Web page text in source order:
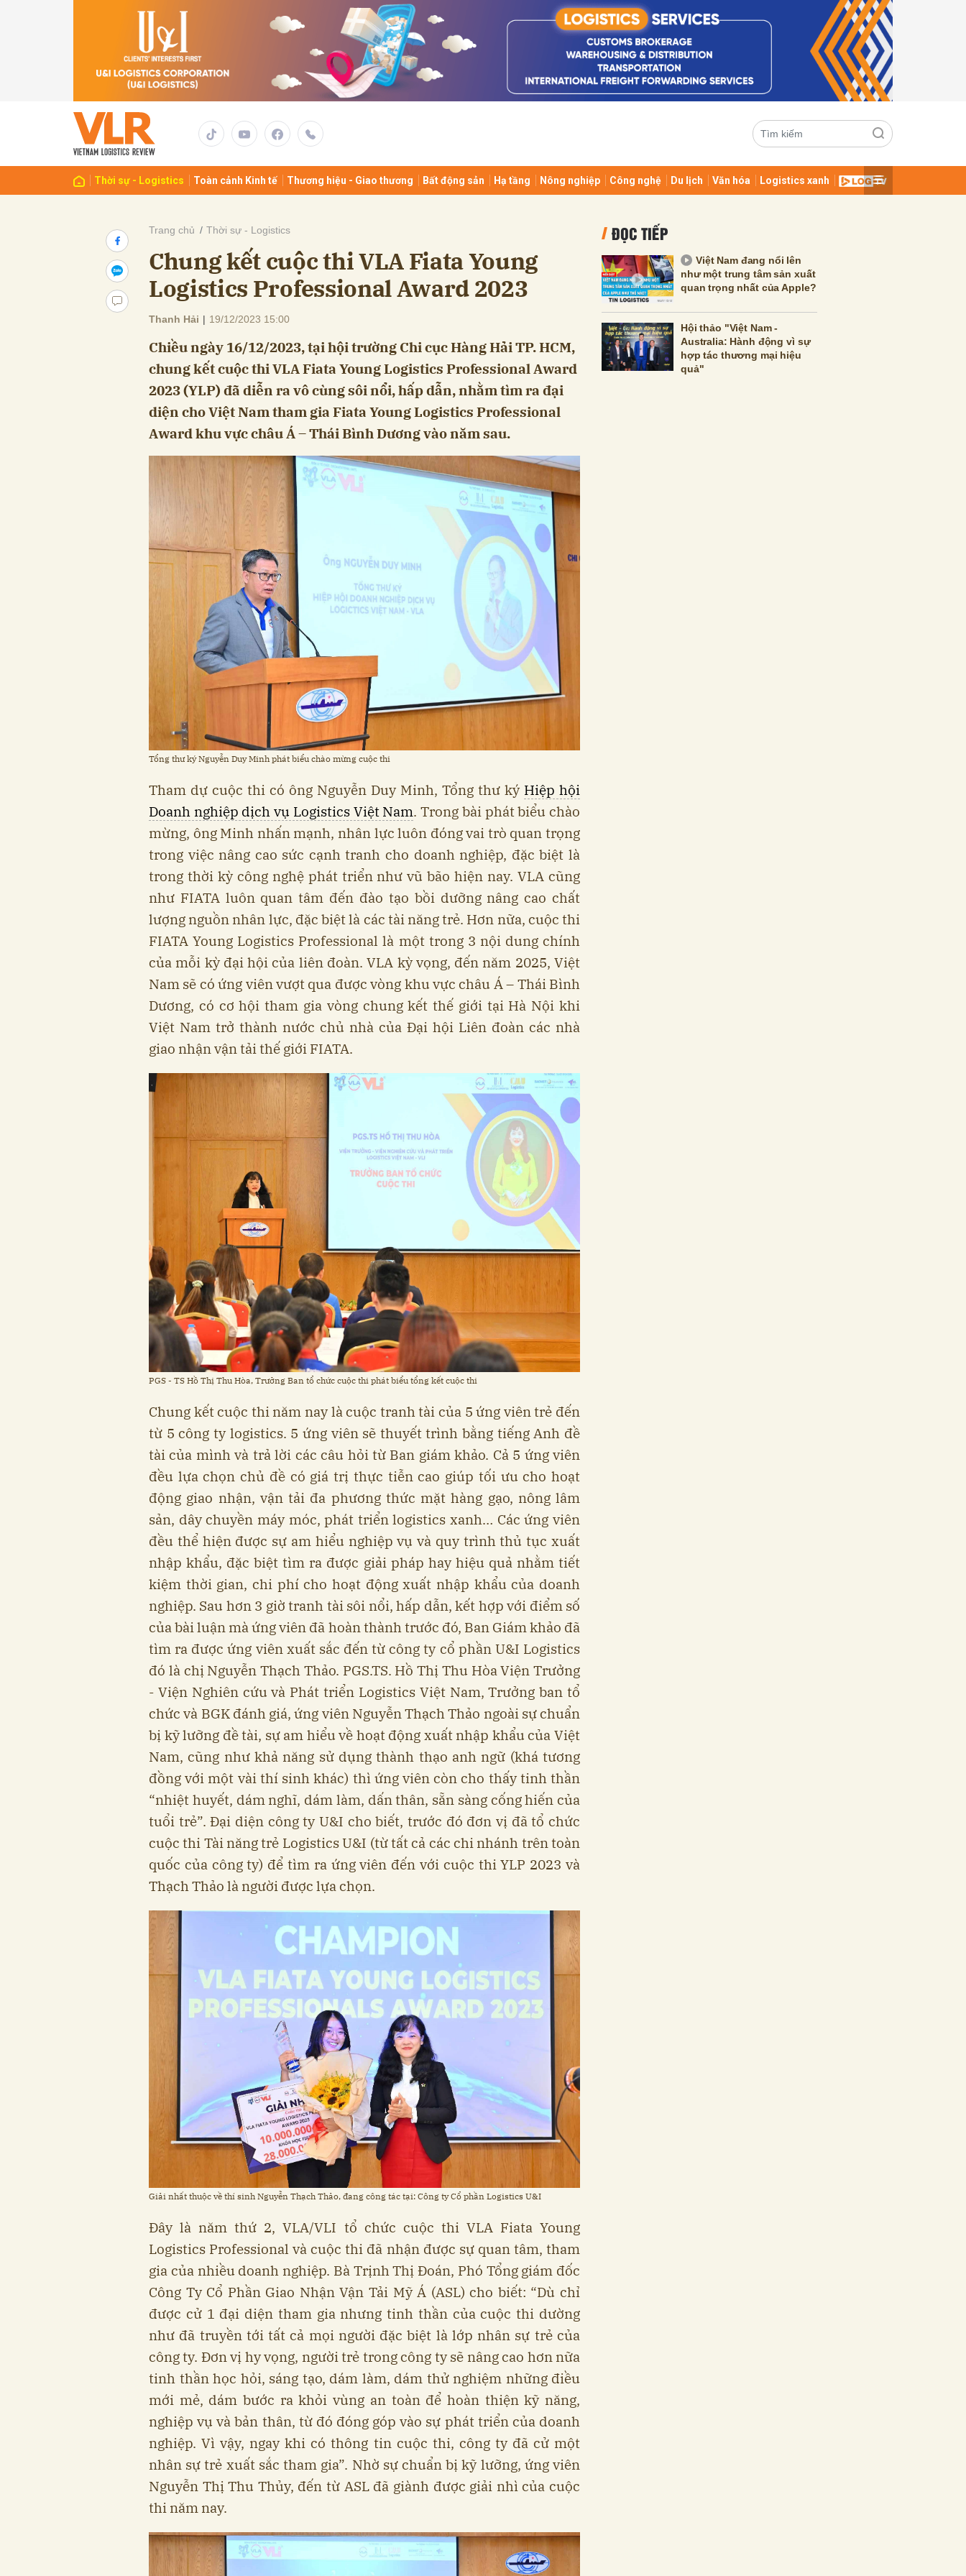
Thời sự - Logistics Toàn cảnh Kinh tế Thương hiệu - Giao thương Bất động sản Hạ tầng Nông nghiệp Công nghệ Du lịch Văn hóa Logistics xanh
Trang chủ Thời sự - Logistics
Chung kết cuộc thi VLA Fiata Young
Logistics Professional Award 2023
Thanh Hải | 19/12/2023 15:00
Chiều ngày 16/12/2023, tại hội trường Chi cục Hàng Hải TP. HCM,
chung kết cuộc thi VLA Fiata Young Logistics Professional Award
2023 (YLP) đã diễn ra vô cùng sôi nổi, hấp dẫn, nhằm tìm ra đại
diện cho Việt Nam tham gia Fiata Young Logistics Professional
Award khu vực châu Á – Thái Bình Dương vào năm sau.
Tổng thư ký Nguyễn Duy Minh phát biểu chào mừng cuộc thi
Tham dự cuộc thi có ông Nguyễn Duy Minh, Tổng thư ký Hiệp hội
Doanh nghiệp dịch vụ Logistics Việt Nam. Trong bài phát biểu chào
mừng, ông Minh nhấn mạnh, nhân lực luôn đóng vai trò quan trọng
trong việc nâng cao sức cạnh tranh cho doanh nghiệp, đặc biệt là
trong thời kỳ công nghệ phát triển như vũ bão hiện nay. VLA cũng
như FIATA luôn quan tâm đến đào tạo bồi dưỡng nâng cao chất
lượng nguồn nhân lực, đặc biệt là các tài năng trẻ. Hơn nữa, cuộc thi
FIATA Young Logistics Professional là một trong 3 nội dung chính
của mỗi kỳ đại hội của liên đoàn. VLA kỳ vọng, đến năm 2025, Việt
Nam sẽ có ứng viên vượt qua được vòng khu vực châu Á – Thái Bình
Dương, có cơ hội tham gia vòng chung kết thế giới tại Hà Nội khi
Việt Nam trở thành nước chủ nhà của Đại hội Liên đoàn các nhà
giao nhận vận tải thế giới FIATA.
PGS - TS Hồ Thị Thu Hòa, Trưởng Ban tổ chức cuộc thi phát biểu tổng kết cuộc thi
Chung kết cuộc thi năm nay là cuộc tranh tài của 5 ứng viên trẻ đến
từ 5 công ty logistics. 5 ứng viên sẽ thuyết trình bằng tiếng Anh đề
tài của mình và trả lời các câu hỏi từ Ban giám khảo. Cả 5 ứng viên
đều lựa chọn chủ đề có giá trị thực tiễn cao giúp tối ưu cho hoạt
động giao nhận, vận tải đa phương thức mặt hàng gạo, nông lâm
sản, dây chuyền máy móc, phát triển logistics xanh… Các ứng viên
đều thể hiện được sự am hiểu nghiệp vụ và quy trình thủ tục xuất
nhập khẩu, đặc biệt tìm ra được giải pháp hay hiệu quả nhằm tiết
kiệm thời gian, chi phí cho hoạt động xuất nhập khẩu của doanh
nghiệp. Sau hơn 3 giờ tranh tài sôi nổi, hấp dẫn, kết hợp với điểm số
của bài luận mà ứng viên đã hoàn thành trước đó, Ban Giám khảo đã
tìm ra được ứng viên xuất sắc đến từ công ty cổ phần U&I Logistics
đó là chị Nguyễn Thạch Thảo. PGS.TS. Hồ Thị Thu Hòa Viện Trưởng
- Viện Nghiên cứu và Phát triển Logistics Việt Nam, Trưởng ban tổ
chức và BGK đánh giá, ứng viên Nguyễn Thạch Thảo ngoài sự chuẩn
bị kỹ lưỡng đề tài, sự am hiểu về hoạt động xuất nhập khẩu của Việt
Nam, cũng như khả năng sử dụng thành thạo anh ngữ (khá tương
đồng với một vài thí sinh khác) thì ứng viên còn cho thấy tinh thần
“nhiệt huyết, dám nghĩ, dám làm, dấn thân, sẵn sàng cống hiến của
tuổi trẻ”. Đại diện công ty U&I cho biết, trước đó đơn vị đã tổ chức
cuộc thi Tài năng trẻ Logistics U&I (từ tất cả các chi nhánh trên toàn
quốc của công ty) để tìm ra ứng viên đến với cuộc thi YLP 2023 và
Thạch Thảo là người được lựa chọn.
Giải nhất thuộc về thí sinh Nguyễn Thạch Thảo, đang công tác tại: Công ty Cổ phần Logistics U&I
Đây là năm thứ 2, VLA/VLI tổ chức cuộc thi VLA Fiata Young
Logistics Professional và cuộc thi đã nhận được sự quan tâm, tham
gia của nhiều doanh nghiệp. Bà Trịnh Thị Đoán, Phó Tổng giám đốc
Công Ty Cổ Phần Giao Nhận Vận Tải Mỹ Á (ASL) cho biết: “Dù chỉ
được cử 1 đại diện tham gia nhưng tinh thần của cuộc thi dường
như đã truyền tới tất cả mọi người đặc biệt là lớp nhân sự trẻ của
công ty. Đơn vị hy vọng, người trẻ trong công ty sẽ nâng cao hơn nữa
tinh thần học hỏi, sáng tạo, dám làm, dám thử nghiệm những điều
mới mẻ, dám bước ra khỏi vùng an toàn để hoàn thiện kỹ năng,
nghiệp vụ và bản thân, từ đó đóng góp vào sự phát triển của doanh
nghiệp. Vì vậy, ngay khi có thông tin cuộc thi, công ty đã cử một
nhân sự trẻ xuất sắc tham gia”. Nhờ sự chuẩn bị kỹ lưỡng, ứng viên
Nguyễn Thị Thu Thủy, đến từ ASL đã giành được giải nhì của cuộc
thi năm nay.
ĐỌC TIẾP
Việt Nam đang nổi lên
như một trung tâm sản xuất
quan trọng nhất của Apple?
Hội thảo "Việt Nam -
Australia: Hành động vì sự
hợp tác thương mại hiệu
quả"
Gửi bình luận